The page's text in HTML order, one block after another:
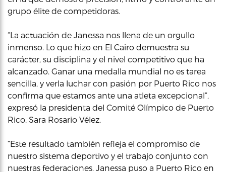
grupo élite de competidoras.
“La actuación de Janessa nos llena de un orgullo
inmenso. Lo que hizo en El Cairo demuestra su
carácter, su disciplina y el nivel competitivo que ha
alcanzado. Ganar una medalla mundial no es tarea
sencilla, y verla luchar con pasión por Puerto Rico nos
confirma que estamos ante una atleta excepcional”,
expresó la presidenta del Comité Olímpico de Puerto
Rico, Sara Rosario Vélez.
“Este resultado también refleja el compromiso de
nuestro sistema deportivo y el trabajo conjunto con
nuestras federaciones. Janessa puso a Puerto Rico en